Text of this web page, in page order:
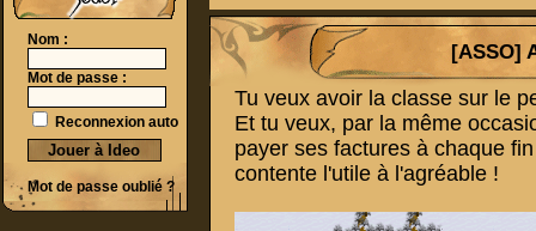
Nom :
Mot de passe :
Reconnexion auto
Mot de passe oublié ?
[ASSO]
Tu veux avoir la classe sur le
Et tu veux, par la même
payer ses factures à chaque
contente l'utile à l'agréable !